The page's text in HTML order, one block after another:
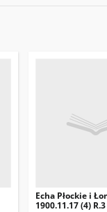
Echa Płockie i
1900.11.17 (4)